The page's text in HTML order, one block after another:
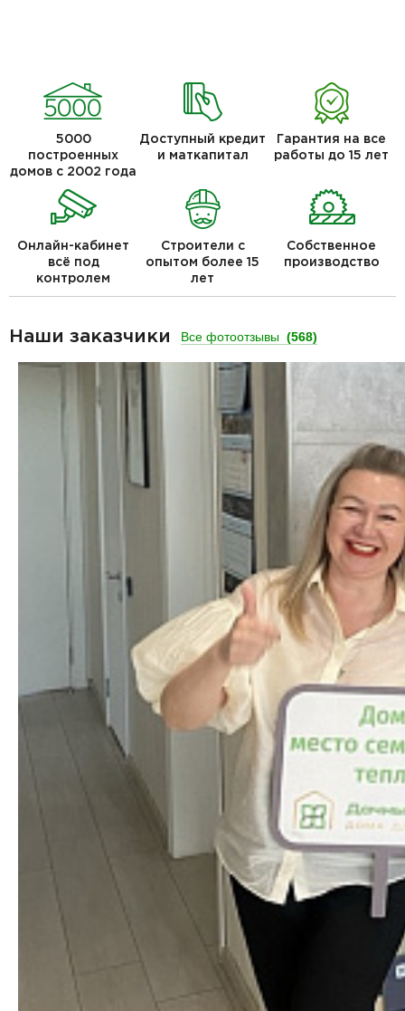
5000
построенных
домов с 2002 года
Доступный кредит
и маткапитал
Гарантия на все
работы до 15 лет
Онлайн-кабинет
всё под
контролем
Строители с
опытом более 15
лет
Собственное
производство
Наши заказчики Все фотоотзывы (568)